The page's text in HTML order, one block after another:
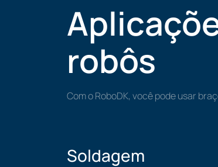
robôs
Com o RoboDK, você pode usar
Soldagem